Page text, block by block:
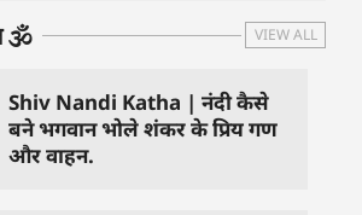
🕉️ VIEW ALL
Shiv Nandi Katha | नंदी कैसे
बने भगवान भोले शंकर के प्रिय गण
और वाहन.